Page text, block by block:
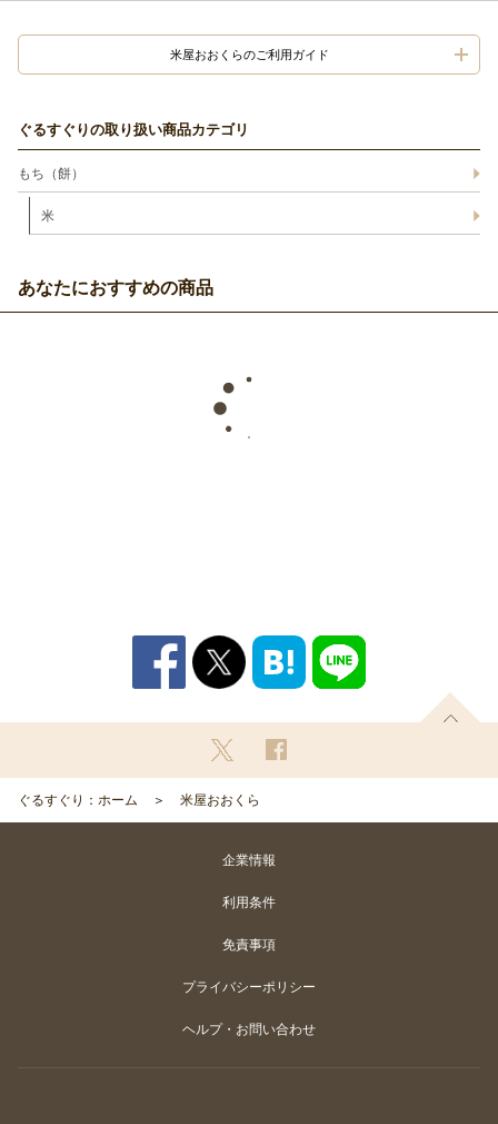
米屋おおくらのご利用ガイド
ぐるすぐりの取り扱い商品カテゴリ
もち（餅）
米
あなたにおすすめの商品
ぐるすぐり：ホーム 米屋おおくら
企業情報
利用条件
免責事項
プライバシーポリシー
ヘルプ・お問い合わせ